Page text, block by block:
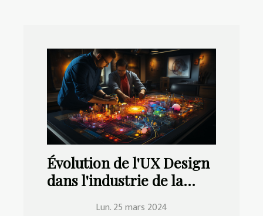
Évolution de l'UX Design
dans l'industrie de la
Lun. 25 mars 2024